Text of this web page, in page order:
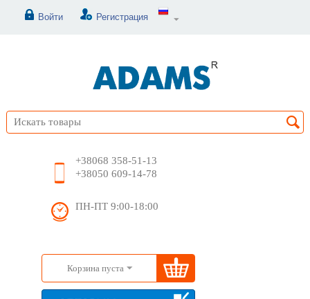
Войти Регистрация
+38068 358-51-13
+38050 609-14-78
ПН-ПТ 9:00-18:00
Корзина пуста